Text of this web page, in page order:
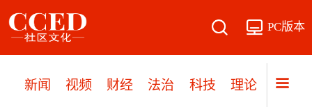
PC版本
新闻 视频 财经 法治 科技 理论 党建